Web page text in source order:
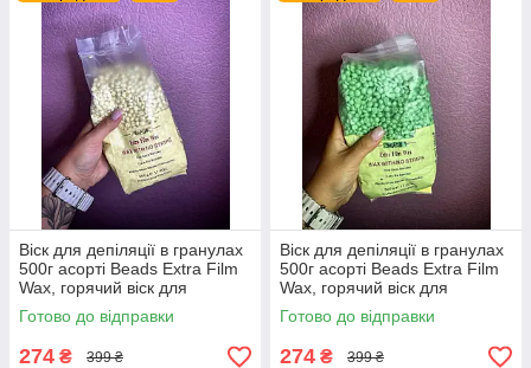
Віск для депіляції в гранулах
500г асорті Beads Extra Film
Wax, горячий віск для
воскоплава
Готово до відправки
274 ₴ 399 ₴
Віск для депіляції в гранулах
500г асорті Beads Extra Film
Wax, горячий віск для
воскоплава
Готово до відправки
274 ₴ 399 ₴